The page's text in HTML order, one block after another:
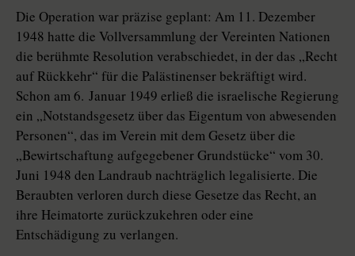
Die Operation war präzise geplant: Am 11. Dezember
1948 hatte die Vollversammlung der Vereinten Nationen
die berühmte Resolution verabschiedet, in der das „Recht
auf Rückkehr“ für die Palästinenser bekräftigt wird.
Schon am 6. Januar 1949 erließ die israelische Regierung
ein „Notstandsgesetz über das Eigentum von abwesenden
Personen“, das im Verein mit dem Gesetz über die
„Bewirtschaftung aufgegebener Grundstücke“ vom 30.
Juni 1948 den Landraub nachträglich legalisierte. Die
Beraubten verloren durch diese Gesetze das Recht, an
ihre Heimatorte zurückzukehren oder eine
Entschädigung zu verlangen.